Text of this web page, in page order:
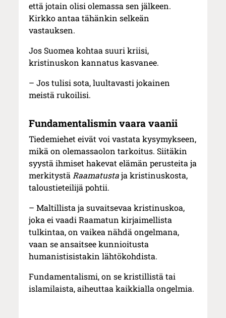
että jotain olisi olemassa sen jälkeen.
Kirkko antaa tähänkin selkeän
vastauksen.
Jos Suomea kohtaa suuri kriisi,
kristinuskon kannatus kasvanee.
– Jos tulisi sota, luultavasti jokainen
meistä rukoilisi.
Fundamentalismin vaara vaanii
Tiedemiehet eivät voi vastata kysymykseen,
mikä on olemassaolon tarkoitus. Siitäkin
syystä ihmiset hakevat elämän perusteita ja
merkitystäRaamatustaja kristinuskosta,
taloustieteilijä pohtii.
– Maltillista ja suvaitsevaa kristinuskoa,
joka ei vaadi Raamatun kirjaimellista
tulkintaa, on vaikea nähdä ongelmana,
vaan se ansaitsee kunnioitusta
humanistisistakin lähtökohdista.
Fundamentalismi, on se kristillistä tai
islamilaista, aiheuttaa kaikkialla ongelmia.